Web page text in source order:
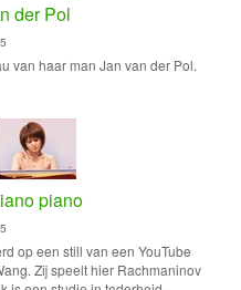
der Pol
van haar man Jan van der Pol.
piano
op een still van een YouTube
Zij speelt hier Rachmaninov